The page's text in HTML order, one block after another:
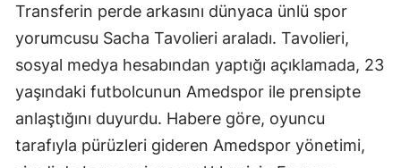
Transferin perde arkasını dünyaca ünlü spor
yorumcusu Sacha Tavolieri araladı. Tavolieri,
sosyal medya hesabından yaptığı açıklamada, 23
yaşındaki futbolcunun Amedspor ile prensipte
anlaştığını duyurdu. Habere göre, oyuncu
tarafıyla pürüzleri gideren Amedspor yönetimi,